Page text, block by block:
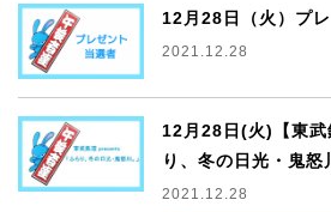
12月28日（火）プ
2021.12.28
12月28日(火)【東
り、冬の日光・鬼怒
2021.12.28